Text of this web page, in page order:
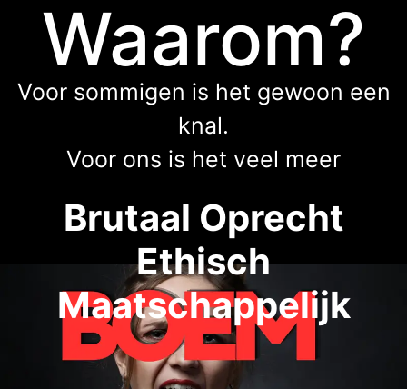
Waarom?
Voor sommigen is het gewoon een
knal.
Voor ons is het veel meer
Brutaal Oprecht
Ethisch
Maatschappelijk